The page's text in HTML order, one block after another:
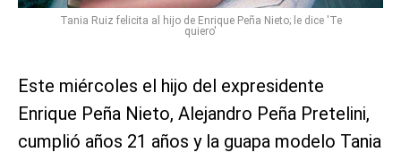
Tania Ruiz felicita al hijo de Enrique Peña Nieto; le dice 'Te
quiero'
Este miércoles el hijo del expresidente
Enrique Peña Nieto, Alejandro Peña Pretelini,
cumplió años 21 años y la guapa modelo Tania